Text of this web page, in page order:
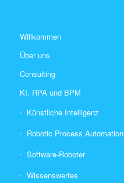
Willkommen
Über uns
Consulting
KI, RPA und BPM
Künstliche Intelligenz
Robotic Process Automation
Software-Roboter
Wissenswertes